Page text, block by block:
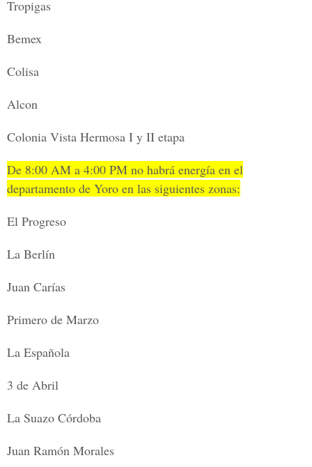
Tropigas
Bemex
Colisa
Alcon
Colonia Vista Hermosa I y II etapa
De 8:00 AM a 4:00 PM no habrá energía en el
departamento de Yoro en las siguientes zonas:
El Progreso
La Berlín
Juan Carías
Primero de Marzo
La Española
3 de Abril
La Suazo Córdoba
Juan Ramón Morales